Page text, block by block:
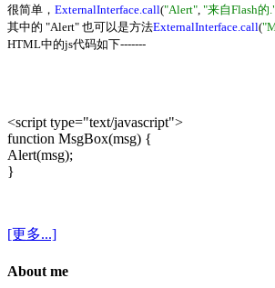
很简单， ExternalInterface.call("Alert" "来自Flash的
其中的 "Alert" 也可以是方法ExternalInterface.call(
HTML中的js代码如下-------
<script type="text/javascript">
function MsgBox(msg) {
Alert(msg);
}
[更多...]
About me